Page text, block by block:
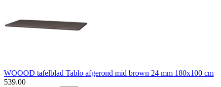
WOOOD tafelblad Tablo afgerond mid brown 24 mm 180x100 cm
539.00